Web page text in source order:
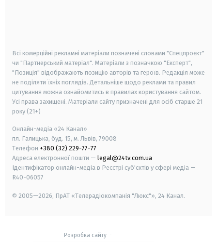
Всі комерційні рекламні матеріали позначені словами "Спецпроєкт"
чи "Партнерський матеріал". Матеріали з позначкою "Експерт",
"Позиція" відображають позицію авторів та героїв. Редакція може
не поділяти їхніх поглядів. Детальніше щодо реклами та правил
цитування можна ознайомитись в правилах користування сайтом.
Усі права захищені. Матеріали сайту призначені для осіб старше 21
року (21+)
Онлайн-медіа «24 Канал»
пл. Галицька, буд. 15, м. Львів, 79008
Телефон +380 (32) 229-77-77
Адреса електронної пошти — legal@24tv.com.ua
Ідентифікатор онлайн-медіа в Реєстрі суб'єктів у сфері медіа —
R40-06057
© 2005—2026, ПрАТ «Телерадіокомпанія "Люкс"», 24 Канал.
Розробка сайту-